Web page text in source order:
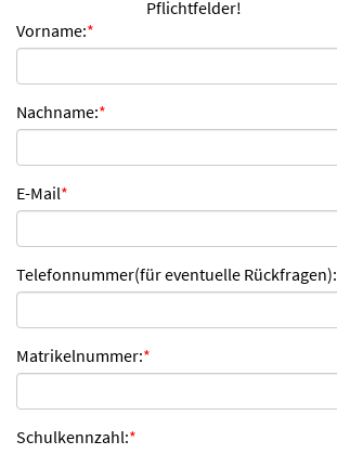
Pflichtfelder!
Vorname:*
Nachname:*
E-Mail*
Telefonnummer(für eventuelle Rückfragen):
Matrikelnummer:*
Schulkennzahl:*